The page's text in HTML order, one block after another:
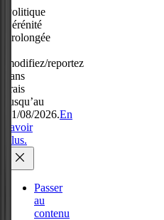
Politique
Sérénité
prolongée
modifiez/reportez
sans
frais
jusqu’au
31/08/2026.En
savoir
plus.
Passer
au
contenu